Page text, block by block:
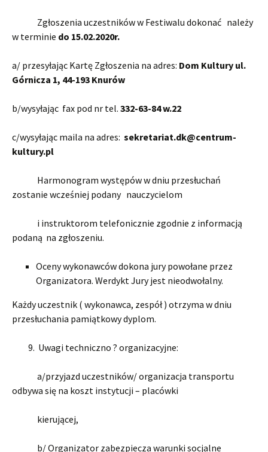
Zgłoszenia uczestników w Festiwalu dokonać należy
w terminie do 15.02.2020r.
a/ przesyłając Kartę Zgłoszenia na adres: Dom Kultury ul.
Górnicza 1, 44-193 Knurów
b/wysyłając fax pod nr tel. 332-63-84 w.22
c/wysyłając maila na adres: sekretariat.dk@centrum-
kultury.pl
Harmonogram występów w dniu przesłuchań
zostanie wcześniej podany nauczycielom
i instruktorom telefonicznie zgodnie z informacją
podaną na zgłoszeniu.
Oceny wykonawców dokona jury powołane przez
Organizatora. Werdykt Jury jest nieodwołalny.
Każdy uczestnik ( wykonawca, zespół ) otrzyma w dniu
przesłuchania pamiątkowy dyplom.
9. Uwagi techniczno ? organizacyjne:
a/przyjazd uczestników/ organizacja transportu
odbywa się na koszt instytucji – placówki
kierującej,
b/ Organizator zabezpiecza warunki socjalne